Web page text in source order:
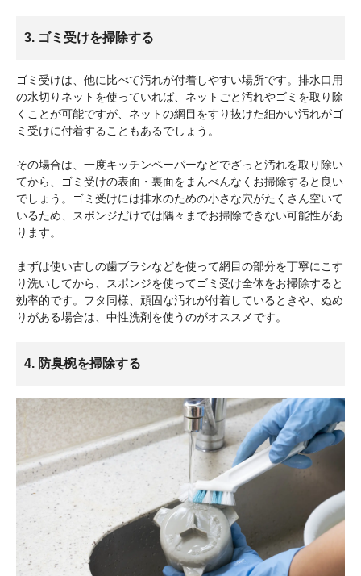
3. ゴミ受けを掃除する
ゴミ受けは、他に比べて汚れが付着しやすい場所です。排水口用
の水切りネットを使っていれば、ネットごと汚れやゴミを取り除
くことが可能ですが、ネットの網目をすり抜けた細かい汚れがゴ
ミ受けに付着することもあるでしょう。
その場合は、一度キッチンペーパーなどでざっと汚れを取り除い
てから、ゴミ受けの表面・裏面をまんべんなくお掃除すると良い
でしょう。ゴミ受けには排水のための小さな穴がたくさん空いて
いるため、スポンジだけでは隅々までお掃除できない可能性があ
ります。
まずは使い古しの歯ブラシなどを使って網目の部分を丁寧にこす
り洗いしてから、スポンジを使ってゴミ受け全体をお掃除すると
効率的です。フタ同様、頑固な汚れが付着しているときや、ぬめ
りがある場合は、中性洗剤を使うのがオススメです。
4. 防臭椀を掃除する